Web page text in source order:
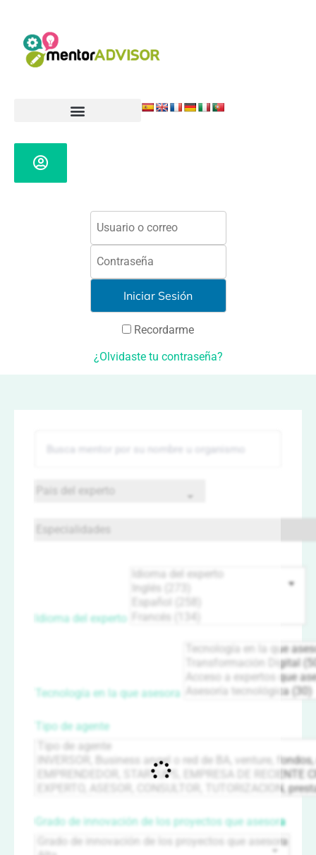
Recordarme
¿Olvidaste tu contraseña?
Idioma del experto
Tecnología en la que asesora
Tipo de agente
Grado de innovación de los proyectos que asesora